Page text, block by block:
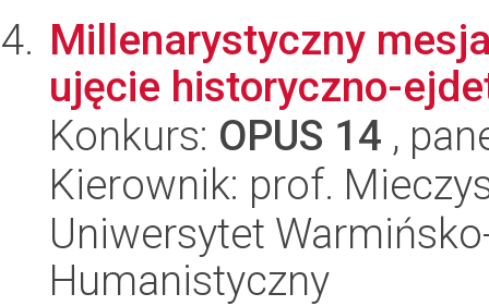
Millenarystyczny
ujęcie historyczno-
Konkurs: OPUS 14 ,
Kierownik: prof.
Uniwersytet
Humanistyczny